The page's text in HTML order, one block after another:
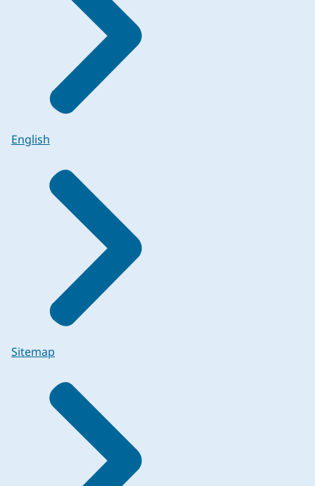
English
Sitemap